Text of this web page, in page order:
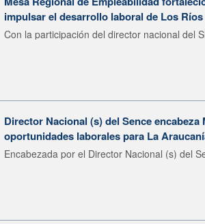
impulsar el desarrollo laboral de Los Ríos
Con la participación del director nacional del
Director Nacional (s) del Sence
oportunidades laborales para La
Encabezada por el Director Nacional (s) del